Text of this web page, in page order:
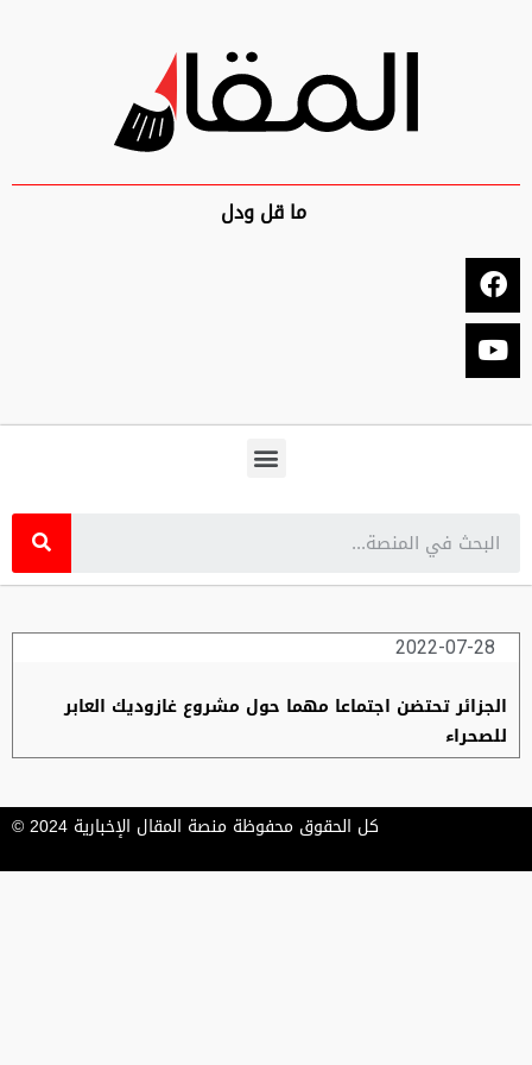
ما قل ودل
2022-07-28
الجزائر تحتضن اجتماعا مهما حول مشروع غازوديك العابر
للصحراء
كل الحقوق محفوظة منصة المقال الإخبارية 2024 ©